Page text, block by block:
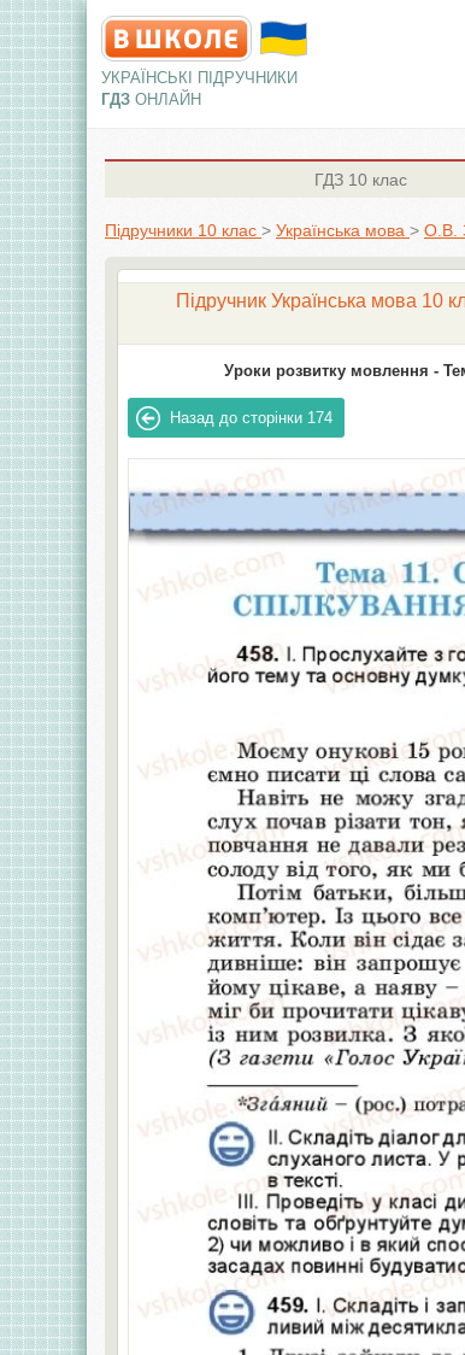
УКРАЇНСЬКІ ПІДРУЧНИКИ
ГДЗ ОНЛАЙН
ГДЗ 10 клас
Підручники 10 клас > Українська мова > О.В.
Підручник Українська мова 10
Уроки розвитку мовлення -
Назад до сторінки 174